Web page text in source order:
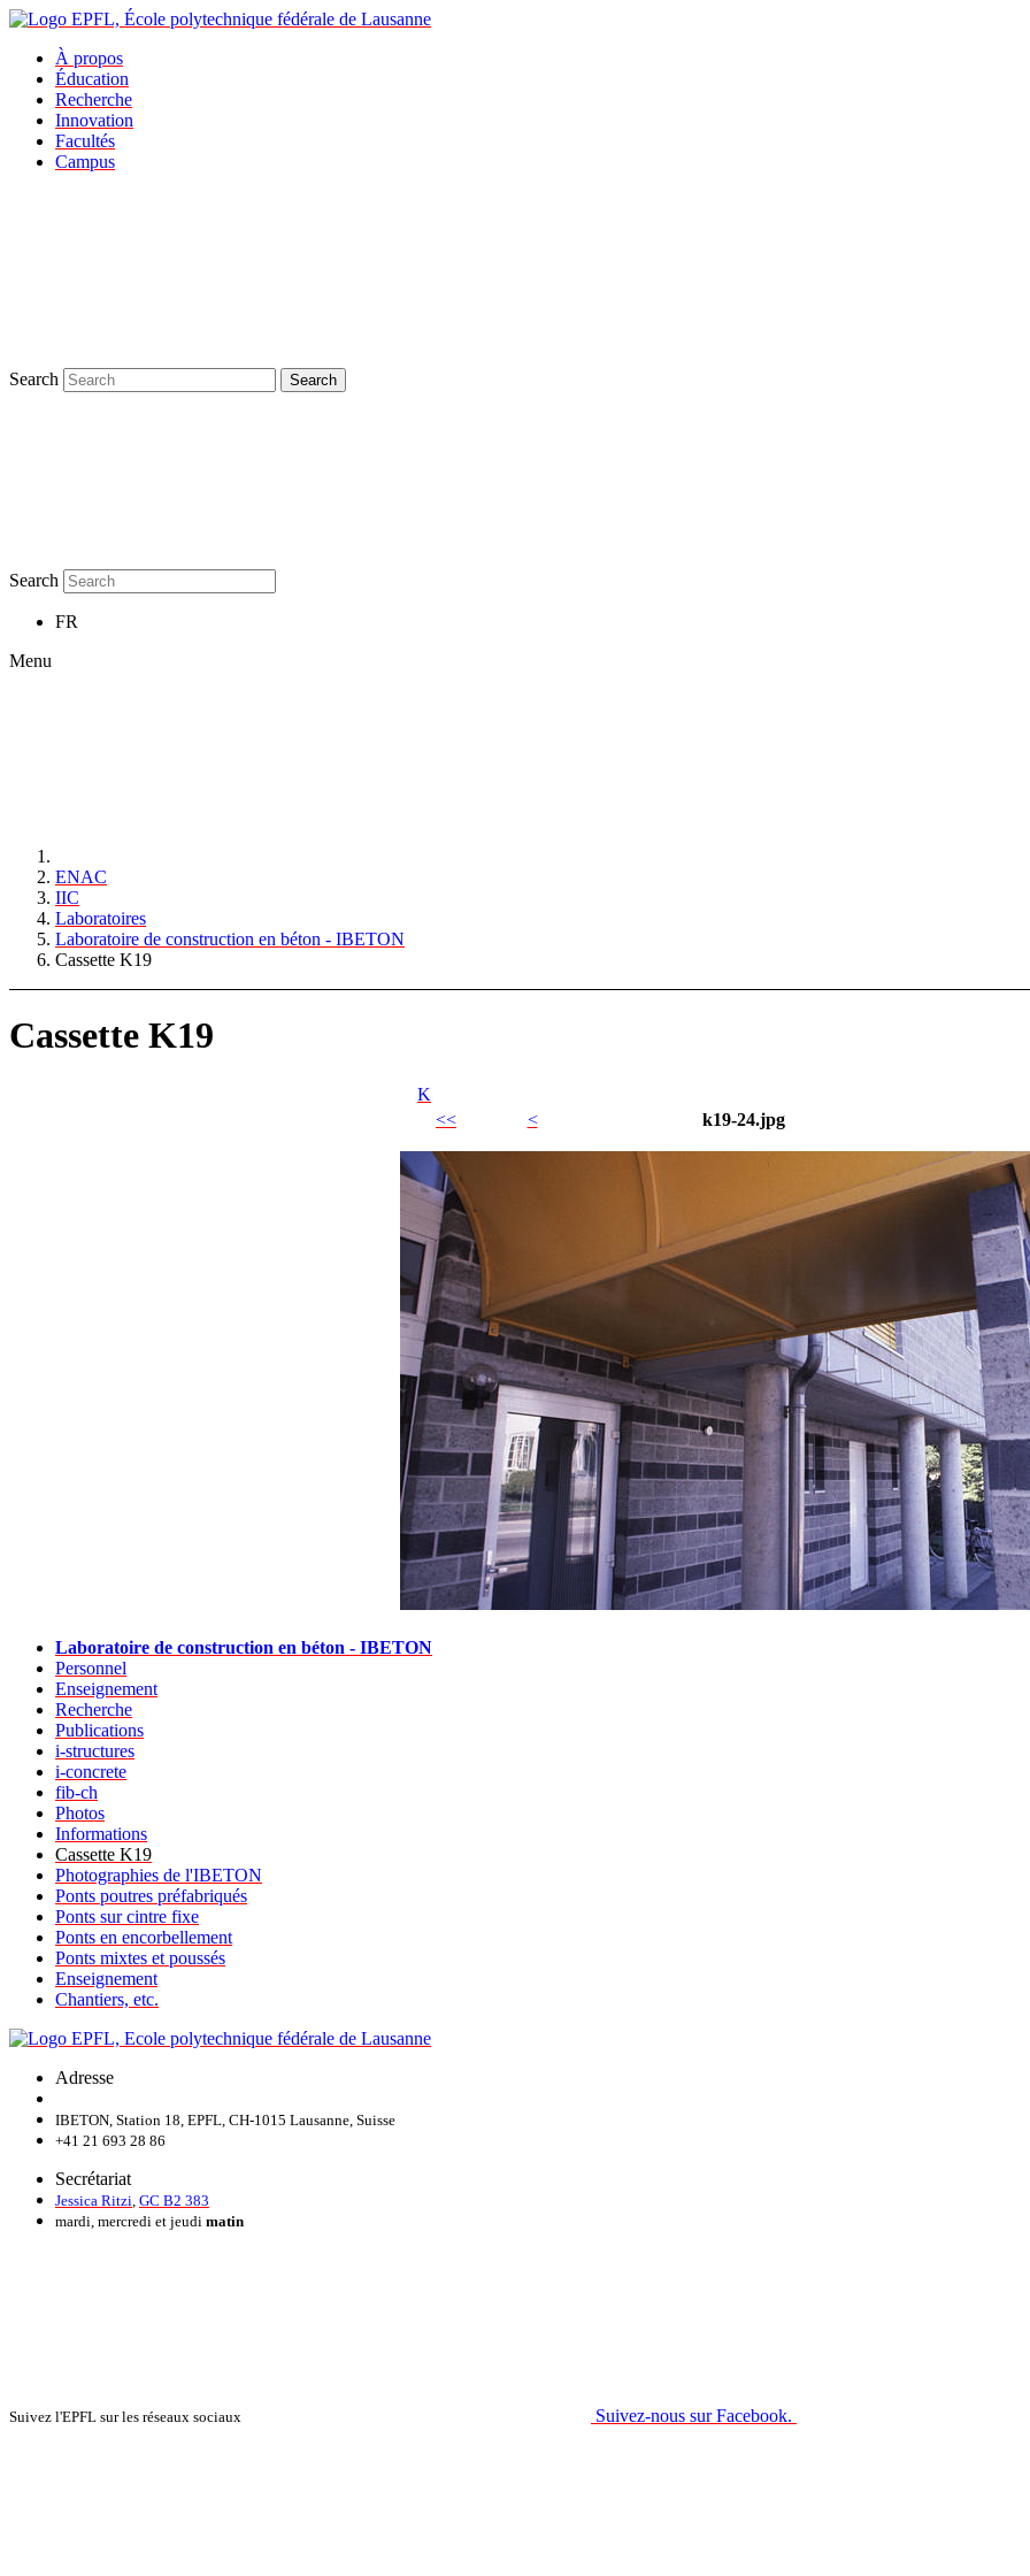
À propos
Éducation
Recherche
Innovation
Facultés
Campus
Search Search
Search
FR
Menu
ENAC
IIC
Laboratoires
Laboratoire de construction en béton - IBETON
Cassette K19
Cassette K19
K
<<
< k19-24.jpg
Laboratoire de construction en béton - IBETON
Personnel
Enseignement
Recherche
Publications
i-structures
i-concrete
fib-ch
Photos
Informations
Cassette K19
Photographies de l'IBETON
Ponts poutres préfabriqués
Ponts sur cintre fixe
Ponts en encorbellement
Ponts mixtes et poussés
Enseignement
Chantiers, etc.
Adresse
IBETON, Station 18, EPFL, CH-1015 Lausanne, Suisse
+41 21 693 28 86
Secrétariat
Jessica Ritzi GC B2 383
mardi, mercredi et jeudi matin
Suivez l'EPFL sur les réseaux sociaux Suivez-nous sur Facebook.